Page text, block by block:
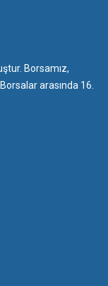
Borsamız,
arasında 16.